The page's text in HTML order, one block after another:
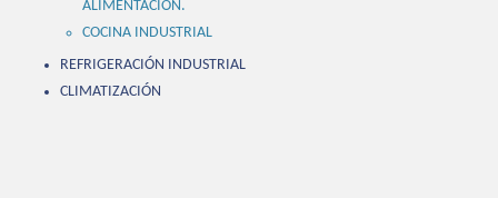
ALIMENTACIÓN.
COCINA INDUSTRIAL
REFRIGERACIÓN INDUSTRIAL
CLIMATIZACIÓN